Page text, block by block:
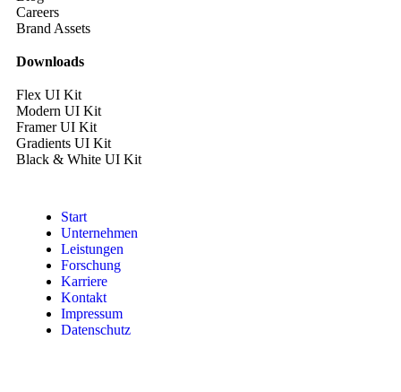
Careers
Brand Assets
Downloads
Flex UI Kit
Modern UI Kit
Framer UI Kit
Gradients UI Kit
Black & White UI Kit
Start
Unternehmen
Leistungen
Forschung
Karriere
Kontakt
Impressum
Datenschutz